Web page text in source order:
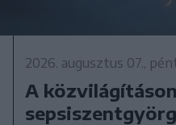
2026. augusztus 07.,
A